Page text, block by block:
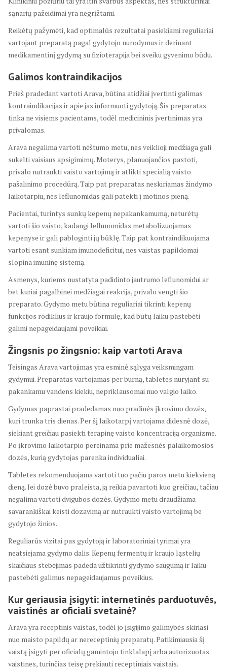
sąnarių pažeidimai yra negrįžtami.
Reikėtų pažymėti, kad optimalūs rezultatai pasiekiami reguliariai
vartojant preparatą pagal gydytojo nurodymus ir derinant
medikamentinį gydymą su fizioterapija bei sveiku gyvenimo būdu.
Galimos kontraindikacijos
Prieš pradedant vartoti Arava, būtina atidžiai įvertinti galimas
kontraindikacijas ir apie jas informuoti gydytoją. Šis preparatas
tinka ne visiems pacientams, todėl medicininis įvertinimas yra
privalomas.
Arava negalima vartoti nėštumo metu, nes veiklioji medžiaga gali
sukelti vaisiaus apsigimimų. Moterys, planuojančios pastoti,
privalo nutraukti vaisto vartojimą ir atlikti specialią vaisto
pašalinimo procedūrą. Taip pat preparatas neskiriamas žindymo
laikotarpiu, nes leflunomidas gali patekti į motinos pieną.
Pacientai, turintys sunkų kepenų nepakankamumą, neturėtų
vartoti šio vaisto, kadangi leflunomidas metabolizuojamas
kepenyse ir gali pabloginti jų būklę. Taip pat kontraindikuojama
vartoti esant sunkiam imunodeficitui, nes vaistas papildomai
slopina imuninę sistemą.
Asmenys, kuriems nustatyta padidinto jautrumo leflunomidui ar
bet kuriai pagalbinei medžiagai reakcija, privalo vengti šio
preparato. Gydymo metu būtina reguliariai tikrinti kepenų
funkcijos rodiklius ir kraujo formulę, kad būtų laiku pastebėti
galimi nepageidaujami poveikiai.
Žingsnis po žingsnio: kaip vartoti Arava
Teisingas Arava vartojimas yra esminė sąlyga veiksmingam
gydymui. Preparatas vartojamas per burną, tabletes nuryjant su
pakankamu vandens kiekiu, nepriklausomai nuo valgio laiko.
Gydymas paprastai pradedamas nuo pradinės įkrovimo dozės,
kuri trunka tris dienas. Per šį laikotarpį vartojama didesnė dozė,
siekiant greičiau pasiekti terapinę vaisto koncentraciją organizme.
Po įkrovimo laikotarpio pereinama prie mažesnės palaikomosios
dozės, kurią gydytojas parenka individualiai.
Tabletes rekomenduojama vartoti tuo pačiu paros metu kiekvieną
dieną. Jei dozė buvo praleista, ją reikia pavartoti kuo greičiau, tačiau
negalima vartoti dvigubos dozės. Gydymo metu draudžiama
savarankiškai keisti dozavimą ar nutraukti vaisto vartojimą be
gydytojo žinios.
Reguliarūs vizitai pas gydytoją ir laboratoriniai tyrimai yra
neatsiejama gydymo dalis. Kepenų fermentų ir kraujo ląstelių
skaičiaus stebėjimas padeda užtikrinti gydymo saugumą ir laiku
pastebėti galimus nepageidaujamus poveikius.
Kur geriausia įsigyti: internetinės parduotuvės,
vaistinės ar oficiali svetainė?
Arava yra receptinis vaistas, todėl jo įsigijimo galimybės skiriasi
nuo maisto papildų ar nereceptinių preparatų. Patikimiausia šį
vaistą įsigyti per oficialų gamintojo tinklalapį arba autorizuotas
vaistines, turinčias teisę prekiauti receptiniais vaistais.